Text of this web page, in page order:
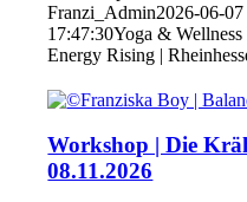
Franzi_Admin2026-06-
17:47:30Yoga &
Energy Rising |
Workshop | Die
08.11.2026